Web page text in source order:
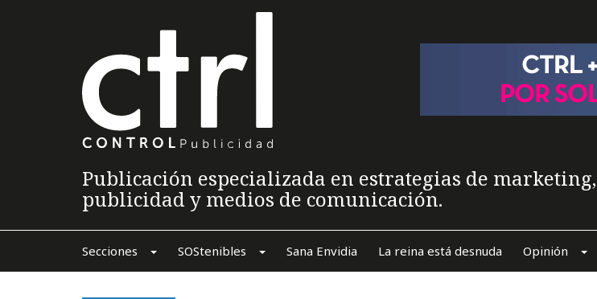
Publicación especializada en estrategias de marketing,
publicidad y medios de comunicación.
Secciones SOStenibles Sana Envidia La reina está desnuda Opinión